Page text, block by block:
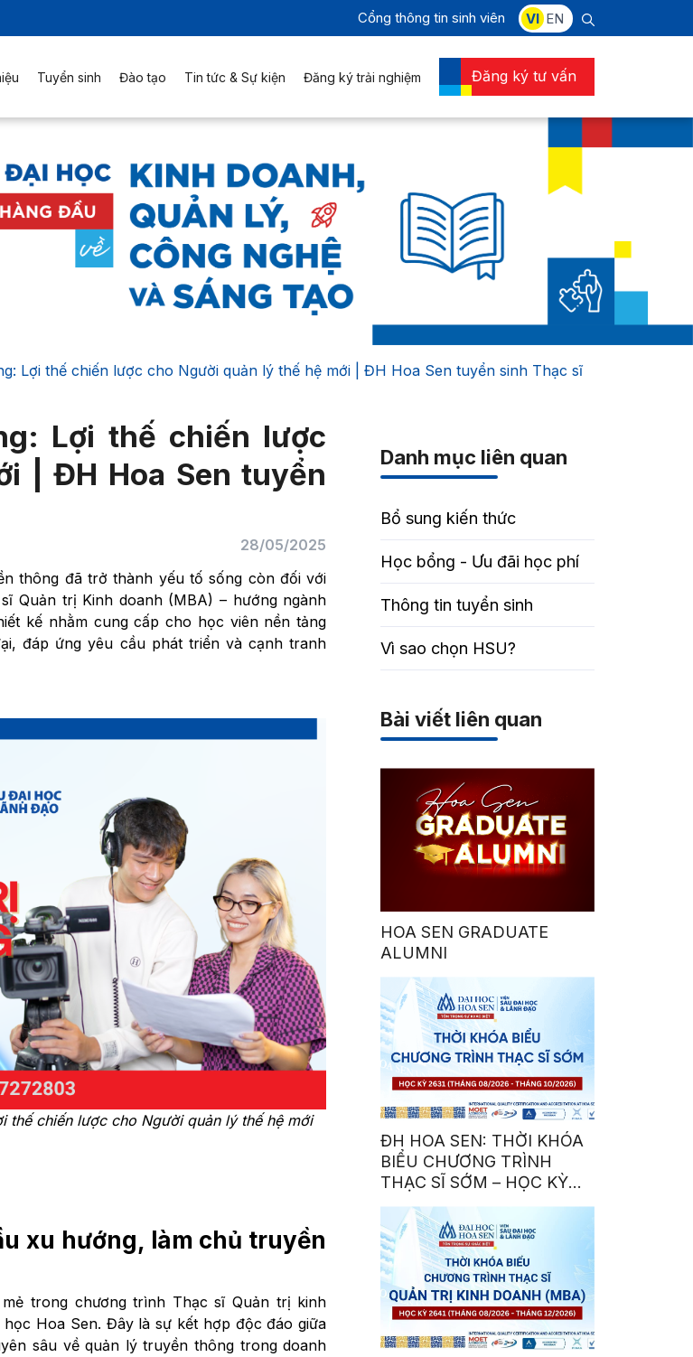
Cổng thông tin sinh viên VI EN
Tuyển sinh Đào tạo Tin tức & Sự kiện Đăng ký trải nghiệm Đăng ký tư vấn
Lợi thế chiến lược cho Người quản lý thế hệ mới | ĐH Hoa Sen tuyển sinh Thạc sĩ
Lợi thế chiến lược
| ĐH Hoa Sen tuyển
28/05/2025
thông đã trở thành yếu tố sống còn đối với
Quản trị Kinh doanh (MBA) – hướng ngành
kế nhằm cung cấp cho học viên nền tảng
đáp ứng yêu cầu phát triển và cạnh tranh
thế chiến lược cho Người quản lý thế hệ mới
xu hướng, làm chủ truyền
trong chương trình Thạc sĩ Quản trị kinh
Hoa Sen. Đây là sự kết hợp độc đáo giữa
sâu về quản lý truyền thông trong doanh
Danh mục liên quan
Bổ sung kiến thức
Học bổng - Ưu đãi học phí
Thông tin tuyển sinh
Vì sao chọn HSU?
Bài viết liên quan
HOA SEN GRADUATE
ALUMNI
ĐH HOA SEN: THỜI KHÓA
BIỂU CHƯƠNG TRÌNH
THẠC SĨ SỚM – HỌC KỲ
2631